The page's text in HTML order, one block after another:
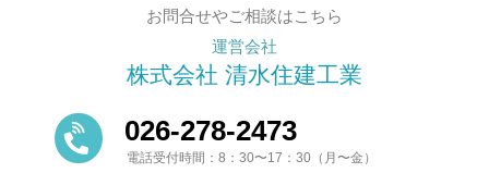
お問合せやご相談はこちら
運営会社
株式会社 清水住建工業
026-278-2473
電話受付時間：8：30〜17：30（月〜金）